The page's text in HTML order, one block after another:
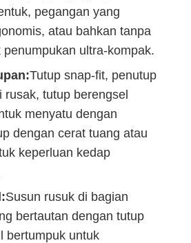
pegangan yang
atau bahkan tanpa
ultra-kompak.
Tutup snap-fit, penutup
rusak, tutup berengsel
menyatu dengan
dengan cerat tuang atau
keperluan kedap
Susun rusuk di bagian
bertautan dengan tutup
bertumpuk untuk